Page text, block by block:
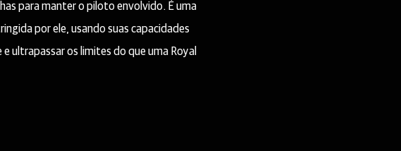
para manter o piloto envolvido. É uma
por ele, usando suas capacidades
ultrapassar os limites do que uma Royal